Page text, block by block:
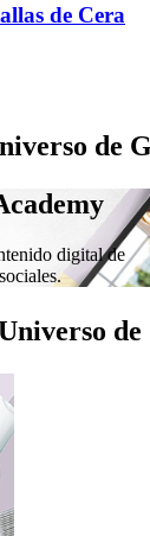
de Cera
de
digital de